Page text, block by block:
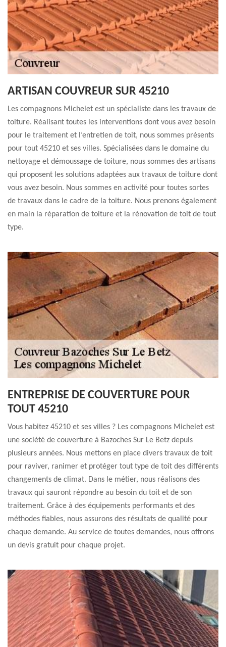
ARTISAN COUVREUR SUR 45210
Les compagnons Michelet est un spécialiste dans les travaux de
toiture. Réalisant toutes les interventions dont vous avez besoin
pour le traitement et l’entretien de toit, nous sommes présents
pour tout 45210 et ses villes. Spécialisées dans le domaine du
nettoyage et démoussage de toiture, nous sommes des artisans
qui proposent les solutions adaptées aux travaux de toiture dont
vous avez besoin. Nous sommes en activité pour toutes sortes
de travaux dans le cadre de la toiture. Nous prenons également
en main la réparation de toiture et la rénovation de toit de tout
type.
ENTREPRISE DE COUVERTURE POUR
TOUT 45210
Vous habitez 45210 et ses villes ? Les compagnons Michelet est
une société de couverture à Bazoches Sur Le Betz depuis
plusieurs années. Nous mettons en place divers travaux de toit
pour raviver, ranimer et protéger tout type de toit des différents
changements de climat. Dans le métier, nous réalisons des
travaux qui sauront répondre au besoin du toit et de son
traitement. Grâce à des équipements performants et des
méthodes fiables, nous assurons des résultats de qualité pour
chaque demande. Au service de toutes demandes, nous offrons
un devis gratuit pour chaque projet.